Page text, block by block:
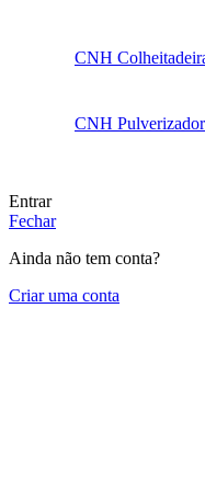
CNH
CNH Pulverizador
Entrar
Fechar
Ainda não tem conta?
Criar uma conta